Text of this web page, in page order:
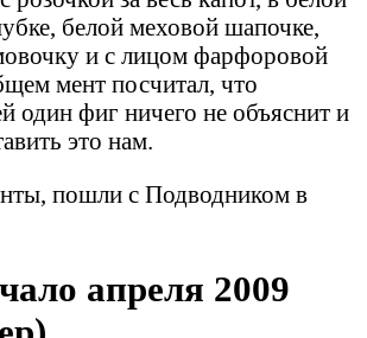
белой меховой шапочке,
и с лицом фарфоровой
мент посчитал, что
один фиг ничего не объяснит и
это нам.
пошли с Подводником в
апреля 2009